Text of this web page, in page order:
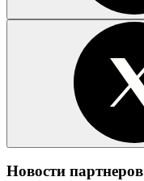
Новости партнеров